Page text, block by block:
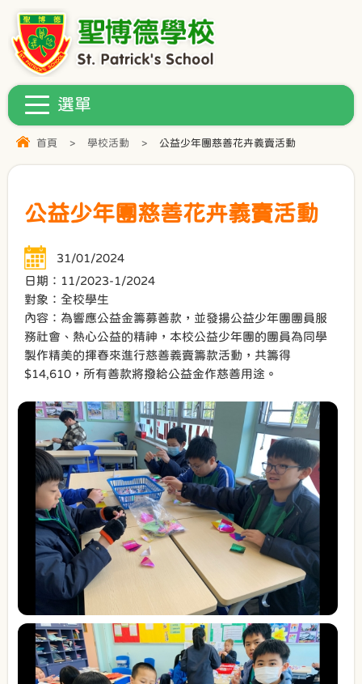
首頁 > 學校活動 > 公益少年團慈善花卉義賣活動
公益少年團慈善花卉義賣活動
31/01/2024
日期：11/2023-1/2024
對象：全校學生
內容：為響應公益金籌募善款，並發揚公益少年團團員服
務社會、熱心公益的精神，本校公益少年團的團員為同學
製作精美的揮春來進行慈善義賣籌款活動，共籌得
$14,610，所有善款將撥給公益金作慈善用途。